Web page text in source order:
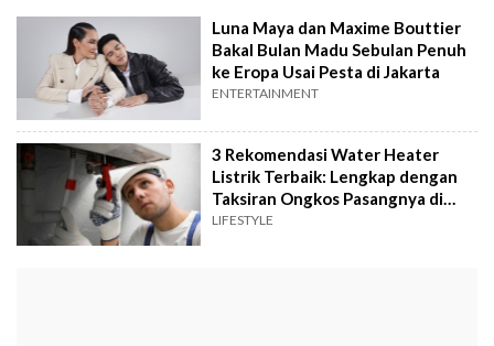
Luna Maya dan Maxime Bouttier
Bakal Bulan Madu Sebulan Penuh
ke Eropa Usai Pesta di Jakarta
ENTERTAINMENT
3 Rekomendasi Water Heater
Listrik Terbaik: Lengkap dengan
Taksiran Ongkos Pasangnya di
Rumah
LIFESTYLE